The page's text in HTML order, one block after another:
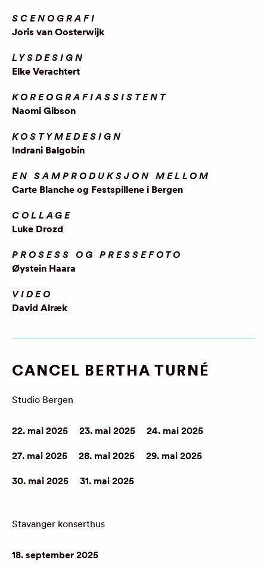
SCENOGRAFI
Joris van Oosterwijk
LYSDESIGN
Elke Verachtert
KOREOGRAFIASSISTENT
Naomi Gibson
KOSTYMEDESIGN
Indrani Balgobin
EN SAMPRODUKSJON MELLOM
Carte Blanche og Festspillene i Bergen
COLLAGE
Luke Drozd
PROSESS OG PRESSEFOTO
Øystein Haara
VIDEO
David Alræk
CANCEL BERTHA TURNÉ
Studio Bergen
22. mai 2025 23. mai 2025 24. mai 2025
27. mai 2025 28. mai 2025 29. mai 2025
30. mai 2025 31. mai 2025
Stavanger konserthus
18. september 2025